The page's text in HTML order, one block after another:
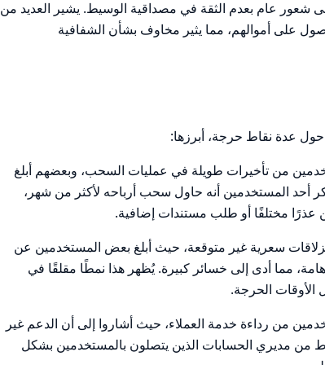
عام بعدم الثقة في مصداقية الوسيط. يشير العديد من
على أموالهم، مما يثير مخاوف بشأن الشفافية
من تأخيرات طويلة في عمليات السحب، وبعضهم أبلغ
أحد المستخدمين أنه حاول سحب أرباحه لأكثر من شهر،
مختلفًا أو طلب مستندات إضافية.
سعرية غير متوقعة، حيث أبلغ بعض المستخدمين عن
مما أدى إلى خسائر كبيرة. يُظهر هذا نمطًا مقلقًا في
الأوقات الحرجة.
من رداءة خدمة العملاء، حيث أشاروا إلى أن الدعم غير
من مديري الحسابات الذين يتصلون بالمستخدمين بشكل